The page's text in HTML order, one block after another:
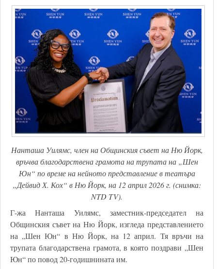
Нанташа Уилямс, член на Общинския съвет на Ню Йорк,
връчва благодарствена грамота на трупата на „Шен
Юн“ по време на нейното представление в театъра
„Дейвид Х. Кох“ в Ню Йорк, на 12 април 2026 г. (снимка:
NTD TV).
Г-жа Нанташа Уилямс, заместник-председател на
Общинския съвет на Ню Йорк, изгледа представлението
на „Шен Юн“ в Ню Йорк, на 12 април. Тя връчи на
трупата благодарствена грамота, в която поздрави „Шен
Юн“ по повод 20-годишнината им.